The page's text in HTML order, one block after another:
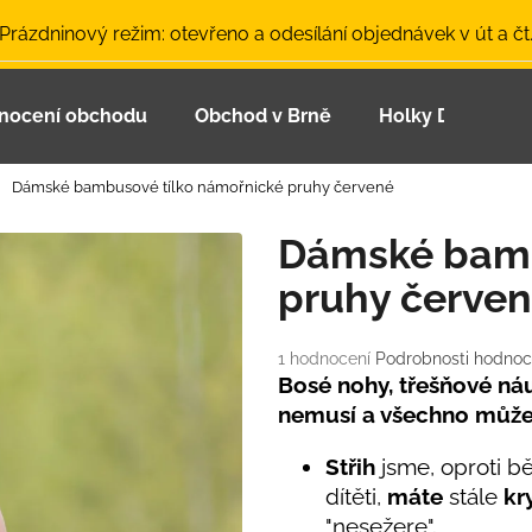
režim: otevřeno a odesílání objednávek v út a čt.
obchodu Obchod v Brně Holky Dupeťačky
Dámské bambusové tílko námořnické pruhy červené
Průměrné
hodnocení
je
hvězdiček.
1 hodnocení Podrobnosti
Dámské
pruhy
Bosé nohy, třešňové
nemusí a všechno
Střih jsme, oproti
dítěti, máte stále
"nesežere".
Co potřebujete najít?
LETNÍ ČEPICE UV 30 SVĚTLE MODRÁ
BAMBUSOVÉ